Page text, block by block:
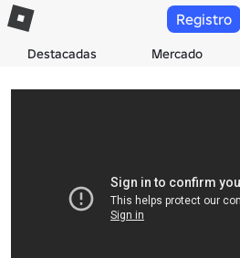
Destacadas Mercado
Registro